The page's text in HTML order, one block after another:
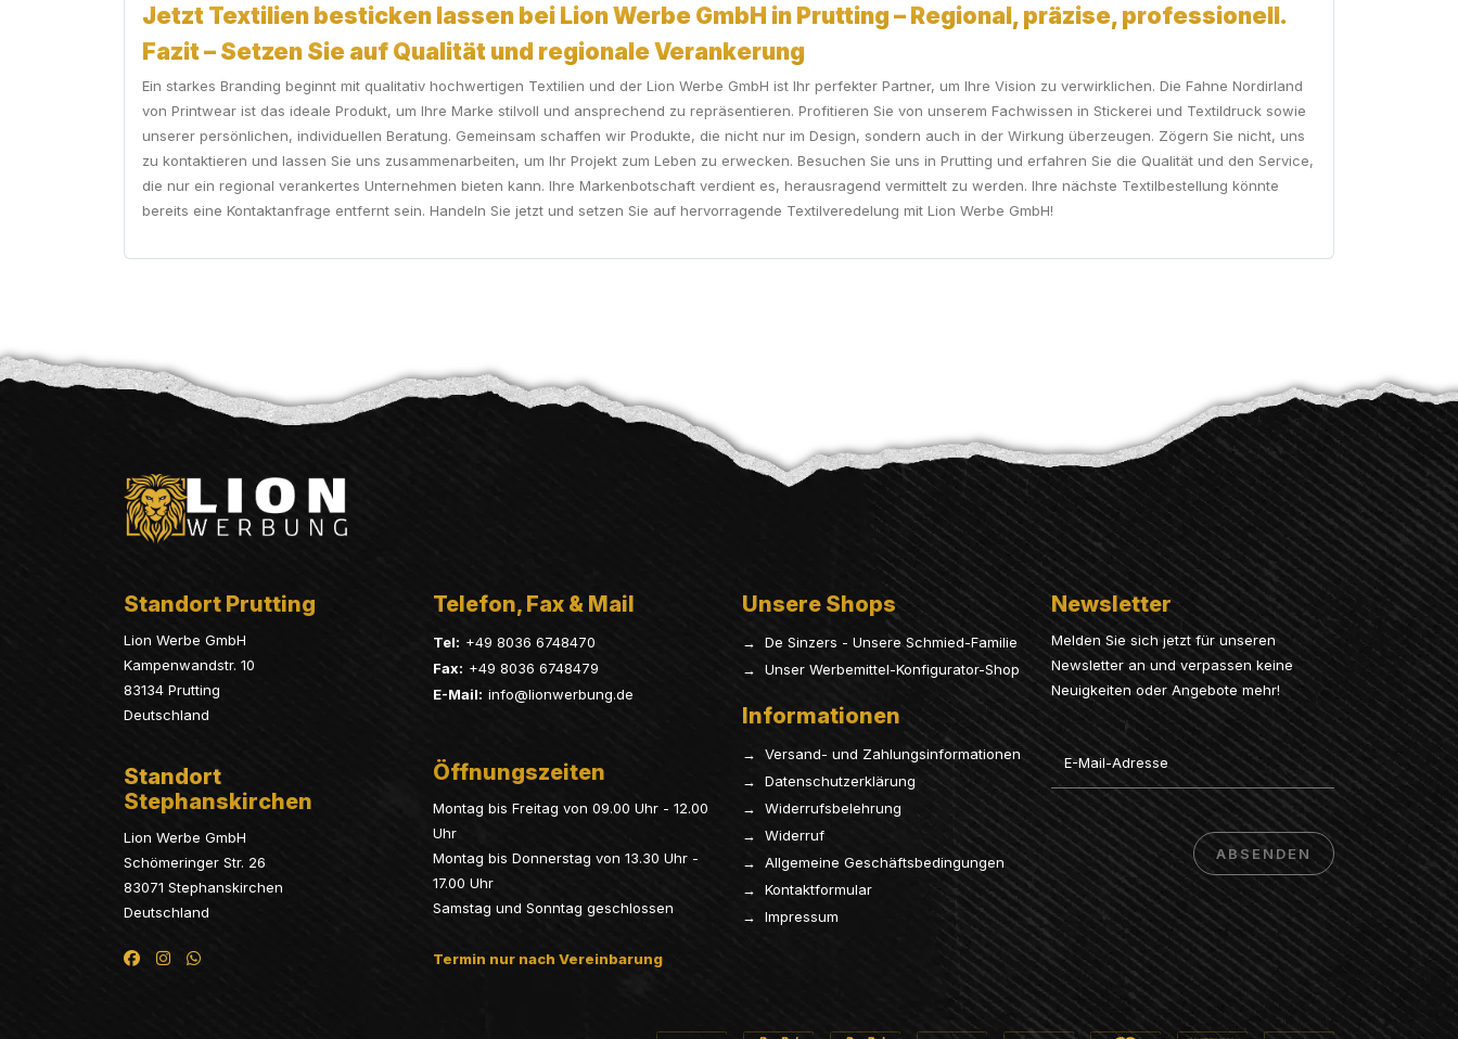
Jetzt Textilien besticken lassen bei Lion Werbe GmbH in Prutting – Regional, präzise, professionell.
Fazit – Setzen Sie auf Qualität und regionale Verankerung
Ein starkes Branding beginnt mit qualitativ hochwertigen Textilien und der Lion Werbe GmbH ist Ihr perfekter Partner, um Ihre Vision zu verwirklichen. Die Fahne Nordirland
von Printwear ist das ideale Produkt, um Ihre Marke stilvoll und ansprechend zu repräsentieren. Profitieren Sie von unserem Fachwissen in Stickerei und Textildruck sowie
unserer persönlichen, individuellen Beratung. Gemeinsam schaffen wir Produkte, die nicht nur im Design, sondern auch in der Wirkung überzeugen. Zögern Sie nicht, uns
zu kontaktieren und lassen Sie uns zusammenarbeiten, um Ihr Projekt zum Leben zu erwecken. Besuchen Sie uns in Prutting und erfahren Sie die Qualität und den Service,
die nur ein regional verankertes Unternehmen bieten kann. Ihre Markenbotschaft verdient es, herausragend vermittelt zu werden. Ihre nächste Textilbestellung könnte
bereits eine Kontaktanfrage entfernt sein. Handeln Sie jetzt und setzen Sie auf hervorragende Textilveredelung mit Lion Werbe GmbH!
Standort Prutting
Lion Werbe GmbH
Kampenwandstr. 10
83134 Prutting
Deutschland
Standort
Stephanskirchen
Lion Werbe GmbH
Schömeringer Str. 26
83071 Stephanskirchen
Deutschland
Telefon, Fax & Mail
Tel: +49 8036 6748470
Fax: +49 8036 6748479
E-Mail: info@lionwerbung.de
Öffnungszeiten
Montag bis Freitag von 09.00 Uhr - 12.00
Uhr
Montag bis Donnerstag von 13.30 Uhr -
17.00 Uhr
Samstag und Sonntag geschlossen
Termin nur nach Vereinbarung
Unsere Shops
→ De Sinzers - Unsere Schmied-Familie
→ Unser Werbemittel-Konfigurator-Shop
Informationen
→ Versand- und Zahlungsinformationen
→ Datenschutzerklärung
→ Widerrufsbelehrung
→ Widerruf
→ Allgemeine Geschäftsbedingungen
→ Kontaktformular
→ Impressum
Newsletter
Melden Sie sich jetzt für unseren
Newsletter an und verpassen keine
Neuigkeiten oder Angebote mehr!
Email
ABSENDEN